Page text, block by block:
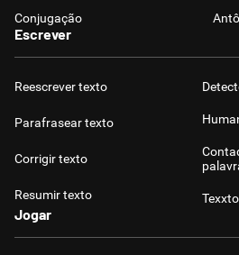
Conjugação
Escrever
Reescrever texto
Parafrasear texto
Corrigir texto
Resumir texto
Jogar